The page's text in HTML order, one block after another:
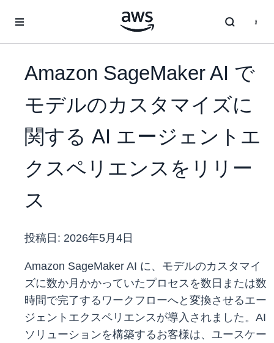
Amazon SageMaker AI で
モデルのカスタマイズに
関する AI エージェントエ
クスペリエンスをリリー
ス
投稿日: 2026年5月4日
Amazon SageMaker AI に、モデルのカスタマイ
ズに数か月かかっていたプロセスを数日または数
時間で完了するワークフローへと変換させるエー
ジェントエクスペリエンスが導入されました。AI
ソリューションを構築するお客様は、ユースケー